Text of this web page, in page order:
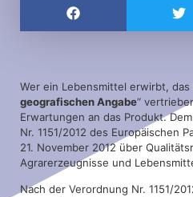
Wer ein Lebensmittel erwirbt, das
geografischen Angabe“
Erwartungen an das Produkt.
Nr. 1151/2012 des Europäischen
21. November 2012 über
Agrarerzeugnisse und
Nach der Verordnung Nr. 1151/